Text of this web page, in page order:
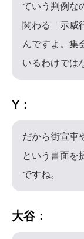
ていう判例な
関わる「示威
んですよ。集
いるわけでは
Y：
だから街宣車
という書面を
ですね。
大谷：